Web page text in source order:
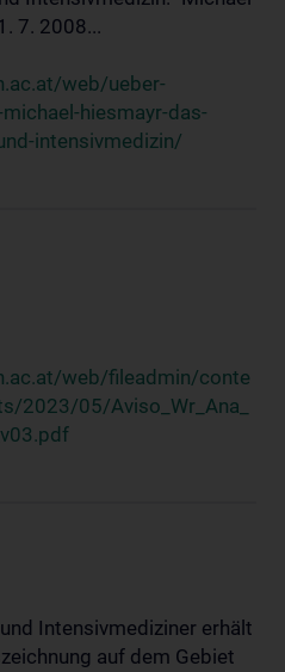
7. 2008...
web/ueber-
hiesmayr-das-
intensivmedizin/
web/fileadmin/conte
2023/05/Aviso_Wr_Ana_
Intensivmediziner erhält
auf dem Gebiet